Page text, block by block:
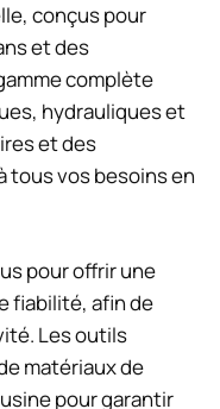
conçus pour
et des
complète
hydrauliques et
et des
tous vos besoins en
pour offrir une
fiabilité, afin de
Les outils
matériaux de
pour garantir